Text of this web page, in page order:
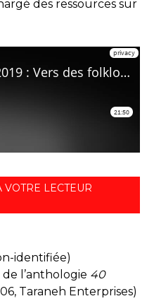
des ressources sur
VOTRE LECTEUR
identifiée)
l’anthologie 40
Taraneh Enterprises)